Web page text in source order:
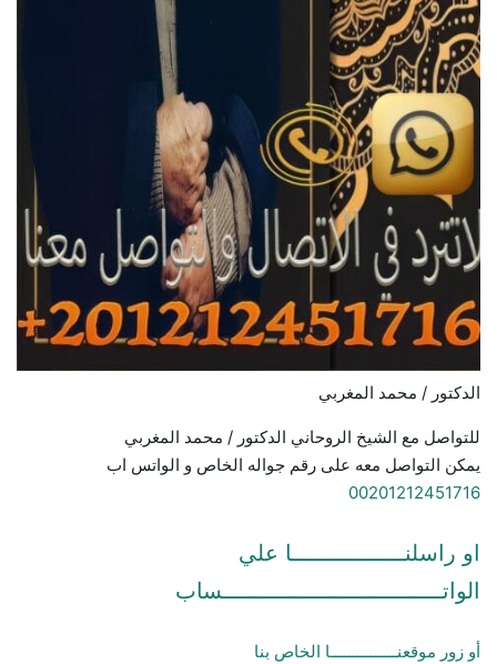
الدكتور / محمد المغربي
للتواصل مع الشيخ الروحاني الدكتور / محمد المغربي
يمكن التواصل معه على رقم جواله الخاص و الواتس اب
00201212451716
او راسلنـــــــــــــــــا علي
الواتـــــــــــــــــــــــــــــــــساب
أو زور موقعنـــــــــــــــا الخاص بنا